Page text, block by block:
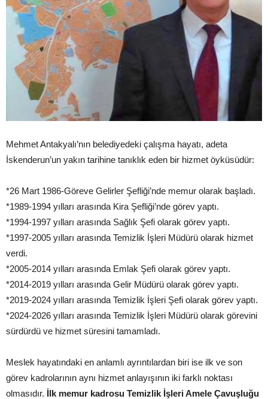
Mehmet Antakyalı’nın belediyedeki çalışma hayatı, adeta
İskenderun’un yakın tarihine tanıklık eden bir hizmet öyküsüdür:
*26 Mart 1986-Göreve Gelirler Şefliği’nde memur olarak başladı.
*1989-1994 yılları arasında Kira Şefliği’nde görev yaptı.
*1994-1997 yılları arasında Sağlık Şefi olarak görev yaptı.
*1997-2005 yılları arasında Temizlik İşleri Müdürü olarak hizmet
verdi.
*2005-2014 yılları arasında Emlak Şefi olarak görev yaptı.
*2014-2019 yılları arasında Gelir Müdürü olarak görev yaptı.
*2019-2024 yılları arasında Temizlik İşleri Şefi olarak görev yaptı.
*2024-2026 yılları arasında Temizlik İşleri Müdürü olarak görevini
sürdürdü ve hizmet süresini tamamladı.
Meslek hayatındaki en anlamlı ayrıntılardan biri ise ilk ve son
görev kadrolarının aynı hizmet anlayışının iki farklı noktası
olmasıdır. İlk memur kadrosu Temizlik İşleri Amele Çavuşluğu